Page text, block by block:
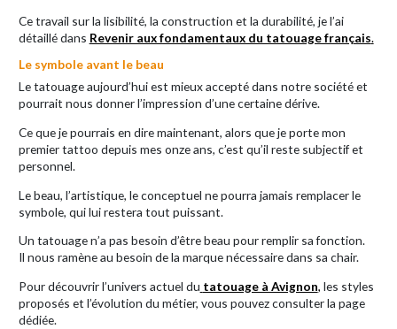
Ce travail sur la lisibilité, la construction et la durabilité, je l’ai
détaillé dans Revenir aux fondamentaux du tatouage français.
Le symbole avant le beau
Le tatouage aujourd’hui est mieux accepté dans notre société et
pourrait nous donner l’impression d’une certaine dérive.
Ce que je pourrais en dire maintenant, alors que je porte mon
premier tattoo depuis mes onze ans, c’est qu’il reste subjectif et
personnel.
Le beau, l’artistique, le conceptuel ne pourra jamais remplacer le
symbole, qui lui restera tout puissant.
Un tatouage n’a pas besoin d’être beau pour remplir sa fonction.
Il nous ramène au besoin de la marque nécessaire dans sa chair.
Pour découvrir l’univers actuel du tatouage à Avignon, les styles
proposés et l’évolution du métier, vous pouvez consulter la page
dédiée.